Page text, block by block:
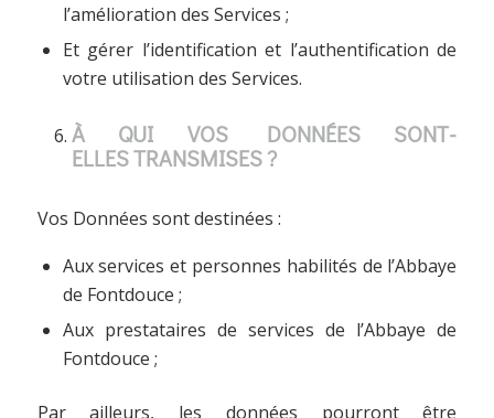
l’amélioration des Services ;
Et gérer l’identification et l’authentification de
votre utilisation des Services.
À QUI VOS DONNÉES SONT-
ELLES TRANSMISES ?
Vos Données sont destinées :
Aux services et personnes habilités de l’Abbaye
de Fontdouce ;
Aux prestataires de services de l’Abbaye de
Fontdouce ;
Par ailleurs, les données pourront être